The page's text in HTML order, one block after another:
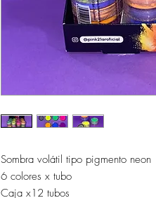
Sombra volátil tipo pigmento neon
6 colores x tubo
Caja x12 tubos